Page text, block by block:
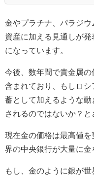
金やプラチナ、パラジ
資産に加える見通しが
になっています。
今後、数年間で貴金属
含まれており、もしロ
蓄として加えるような
されるのではないか？と
現在金の価格は最高値
界の中央銀行が大量に金
もし、金のように銀が